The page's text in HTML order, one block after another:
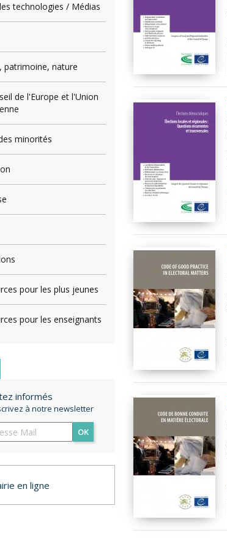
technologies / Médias
patrimoine, nature
de l'Europe et l'Union
minorités
pour les plus jeunes
pour les enseignants
informés
à notre newsletter
OK
en ligne